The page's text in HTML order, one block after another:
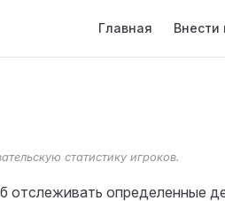
Главная Внести
статистику игроков.
определенные